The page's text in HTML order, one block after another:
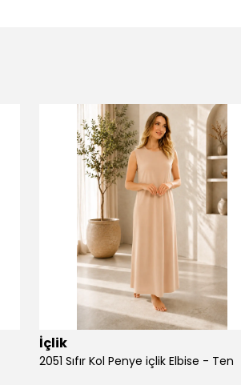
İçlik
2051 Sıfır Kol Penye içlik Elbise - Ten